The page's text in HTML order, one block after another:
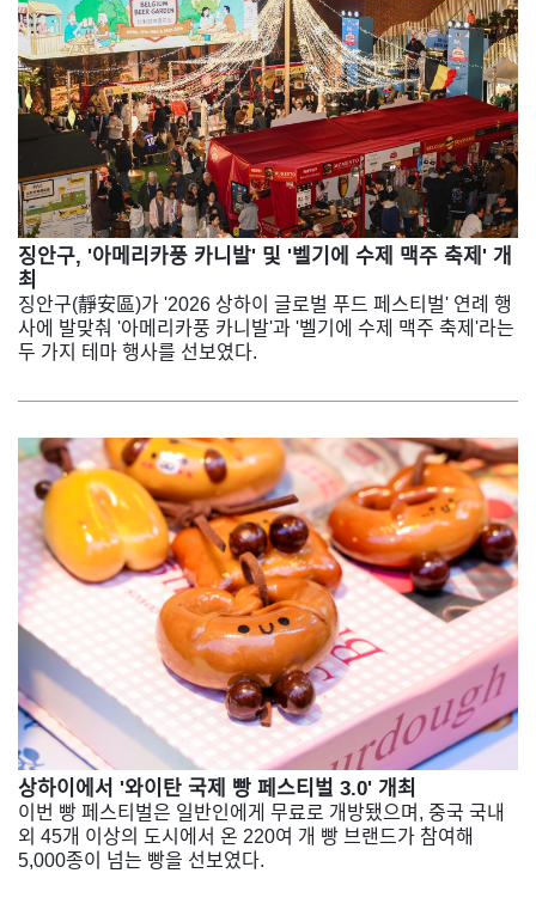
징안구, '아메리카풍 카니발' 및 '벨기에 수제 맥주 축제' 개
최
징안구(靜安區)가 '2026 상하이 글로벌 푸드 페스티벌' 연례 행
사에 발맞춰 '아메리카풍 카니발'과 '벨기에 수제 맥주 축제'라는
두 가지 테마 행사를 선보였다.
상하이에서 '와이탄 국제 빵 페스티벌 3.0' 개최
이번 빵 페스티벌은 일반인에게 무료로 개방됐으며, 중국 국내
외 45개 이상의 도시에서 온 220여 개 빵 브랜드가 참여해
5,000종이 넘는 빵을 선보였다.